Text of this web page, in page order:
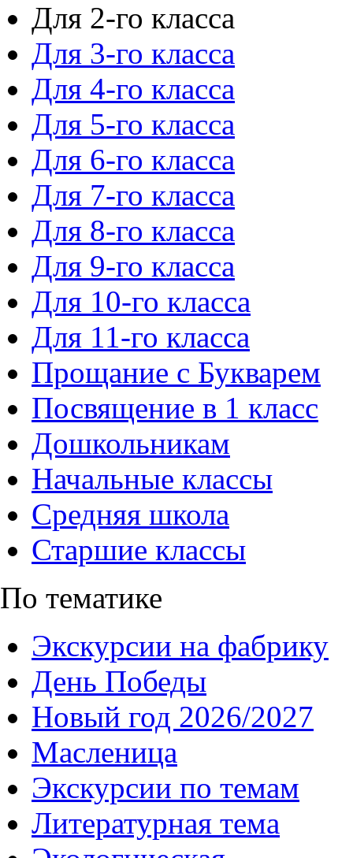
Для 2-го класса
Для 3-го класса
Для 4-го класса
Для 5-го класса
Для 6-го класса
Для 7-го класса
Для 8-го класса
Для 9-го класса
Для 10-го класса
Для 11-го класса
Прощание с Букварем
Посвящение в 1 класс
Дошкольникам
Начальные классы
Средняя школа
Старшие классы
По тематике
Экскурсии на фабрику
День Победы
Новый год 2026/2027
Масленица
Экскурсии по темам
Литературная тема